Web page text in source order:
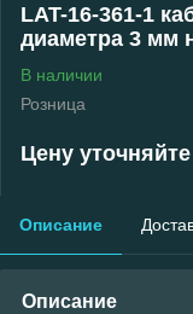
LAT-16-361-1
диаметра 3 мм
В наличии
Розница
Цену уточняйте
Описание
Описание